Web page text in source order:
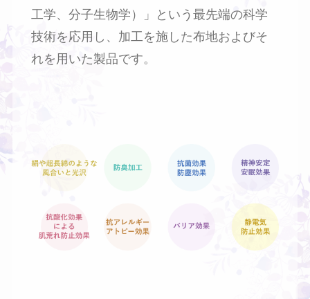
工学、分子生物学）」という最先端の科学
技術を応用し、加工を施した布地およびそ
れを用いた製品です。